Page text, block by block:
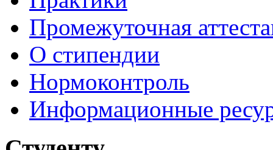
Промежуточная
О стипендии
Нормоконтроль
Информационные